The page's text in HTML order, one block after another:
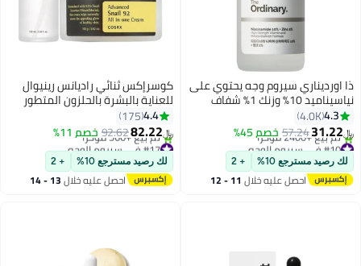
ذا اورديناري سيروم وجه يحتوي على
نياسيناميد 10% وزنك 1% شفاف
30ملليلتر4.3
4.0K
﷼‏31.22
57.24خصم 45%
#10 في سيروم الوجه
بتخلّص بسرعة
تم بيع +2400 مؤخرًا
#10 في سيروم الوجه
لك رصيد مسترجع 10% + 2
احصل عليه خلال 11 - 12
كوسرإكس ثنائي راديانس رينيوال
للعناية بالبشرة بالحلزون المتطور
الحلزون 96 Mucin Power Essence
و92 كريم الكل في واحد
4.4
175
﷼‏82.22
92.62خصم 11%
#17 في سيروم الوجه
باقي 4 وحدات في المخزون
تم بيع +560 مؤخرًا
#17 في سيروم الوجه
لك رصيد مسترجع 10% + 2
احصل عليه خلال 13 - 14